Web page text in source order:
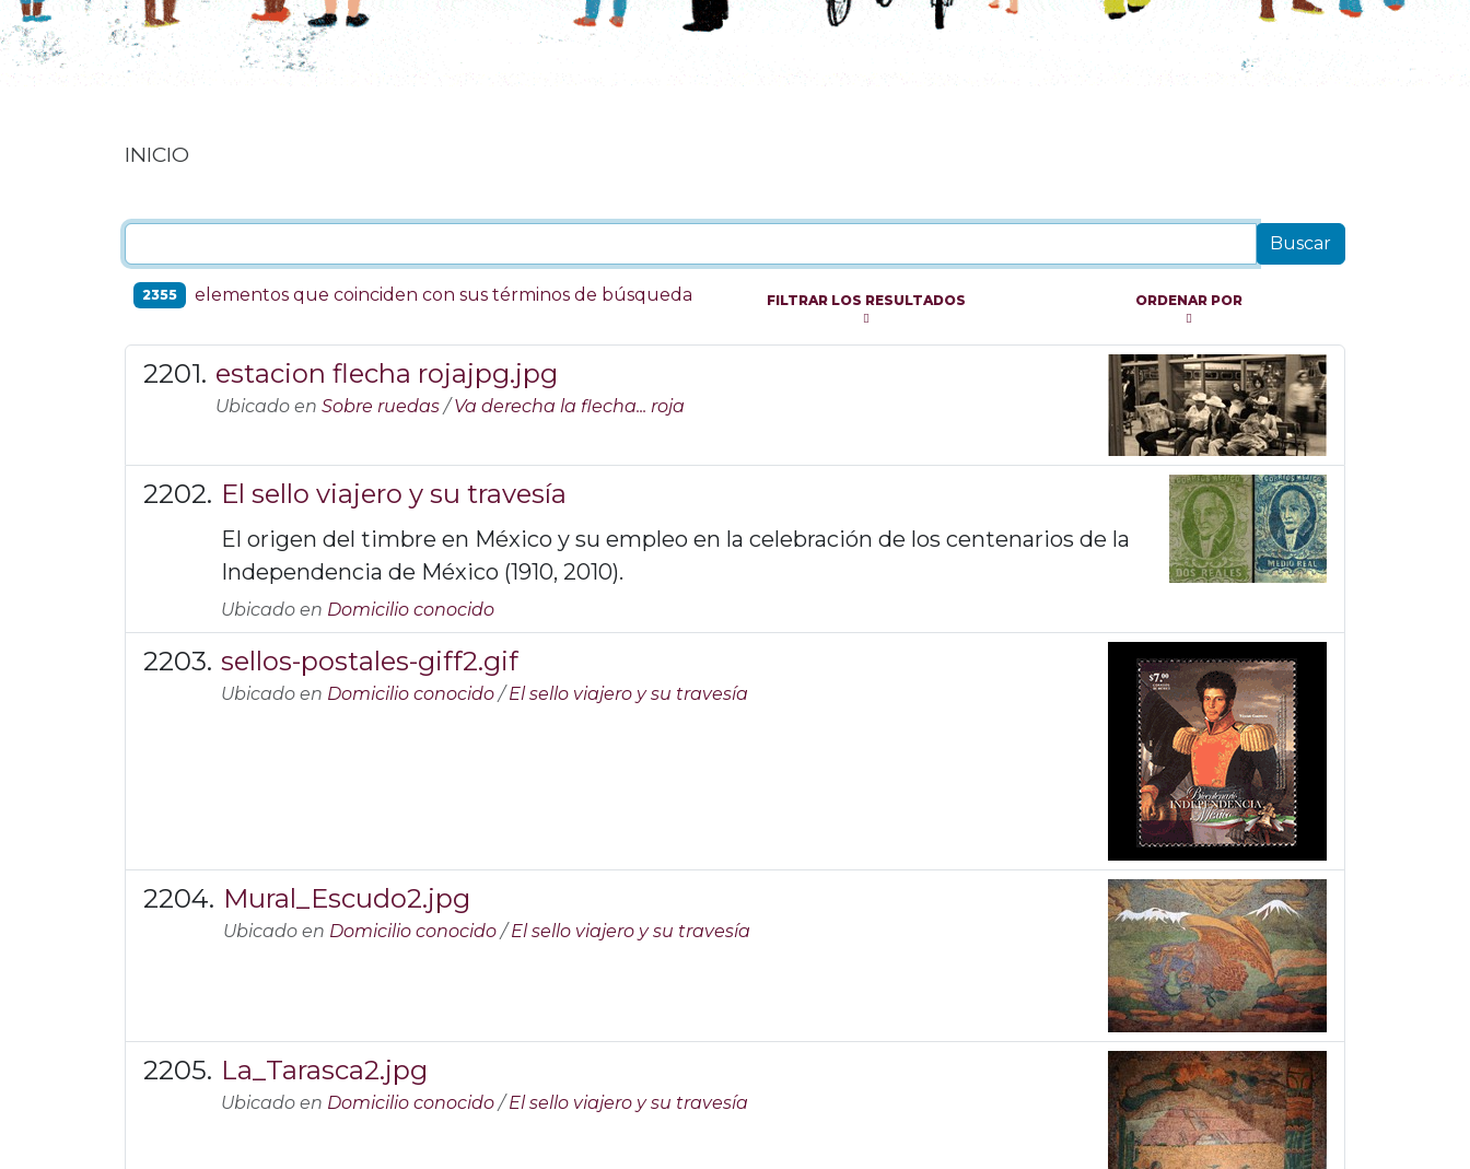
INICIO
2355 elementos que coinciden con sus términos de búsqueda FILTRAR LOS RESULTADOS ORDENAR POR
estacion flecha rojajpg.jpg
Ubicado en Sobre ruedas /Va derecha la flecha... roja
El sello viajero y su travesía
El origen del timbre en México y su empleo en la celebración de los centenarios de la
Independencia de México (1910, 2010).
Ubicado en Domicilio conocido
sellos-postales-giff2.gif
Ubicado en Domicilio conocido /El sello viajero y su travesía
Mural_Escudo2.jpg
Ubicado en Domicilio conocido /El sello viajero y su travesía
La_Tarasca2.jpg
Ubicado en Domicilio conocido /El sello viajero y su travesía